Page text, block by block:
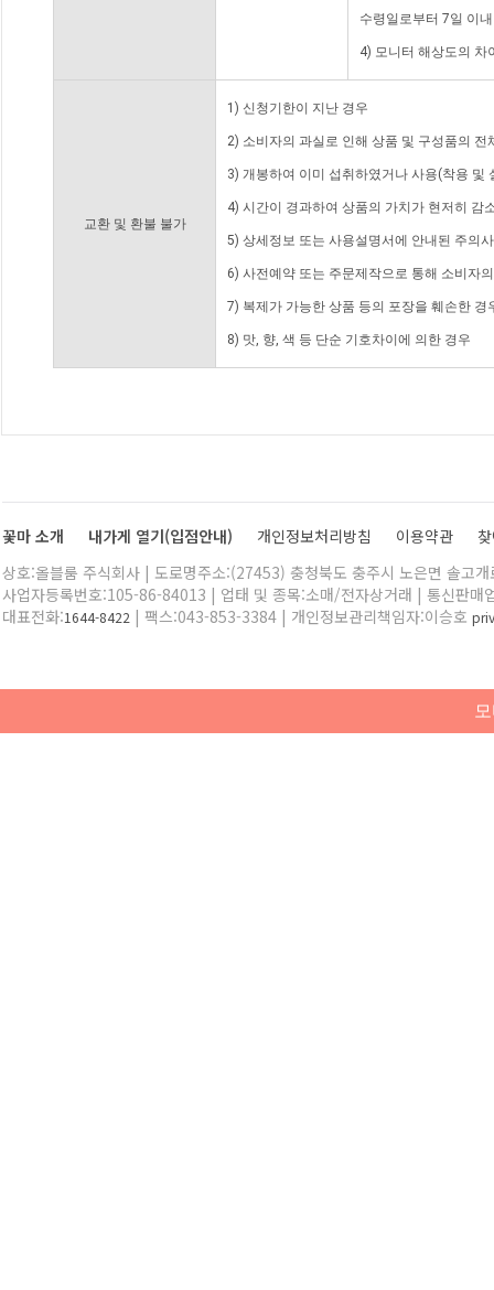
수령일로부터 7일 이
4) 모니터 해상도의 차
교환 및 환불 불가
1) 신청기한이 지난 경우
2) 소비자의 과실로 인해 상품 및 구성품의
3) 개봉하여 이미 섭취하였거나 사용(착용 및
4) 시간이 경과하여 상품의 가치가 현저히 감
5) 상세정보 또는 사용설명서에 안내된 주의
6) 사전예약 또는 주문제작으로 통해 소비자
7) 복제가 가능한 상품 등의 포장을 훼손한 경
8) 맛, 향, 색 등 단순 기호차이에 의한 경우
꽃마 소개 내가게 열기(입점안내) 개인정보처리방침 이용약관
상호:올블룸 주식회사 | 도로명주소:(27453) 충청북도 충주시 노은면 솔고
사업자등록번호:105-86-84013 | 업태 및 종목:소매/전자상거래 | 통신판매
대표전화:1644-8422 | 팩스:043-853-3384 | 개인정보관리책임자:이승호